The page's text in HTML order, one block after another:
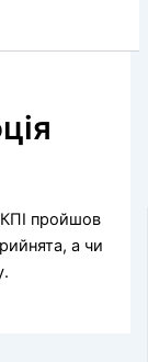
пройшов
а чи